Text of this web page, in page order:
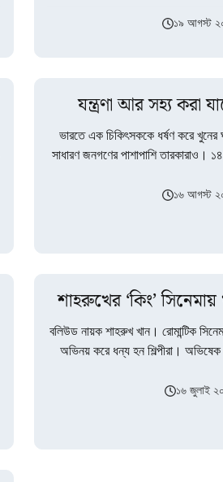
১৯ আগস্ট
যন্ত্রণা আর সহ্য করা
ভারতে এক চিকিৎসককে ধর্ষণ করে খুনের
সাধারণ জনগণের পাশাপাশি তারকারাও।
১৬ আগস্ট
শাহরুখের ‘কিং’
বলিউড নায়ক শাহরুখ খান। রোমান্টিক
অভিনয় করে ধন্য হন শিল্পীরা।
১৬ জুলাই